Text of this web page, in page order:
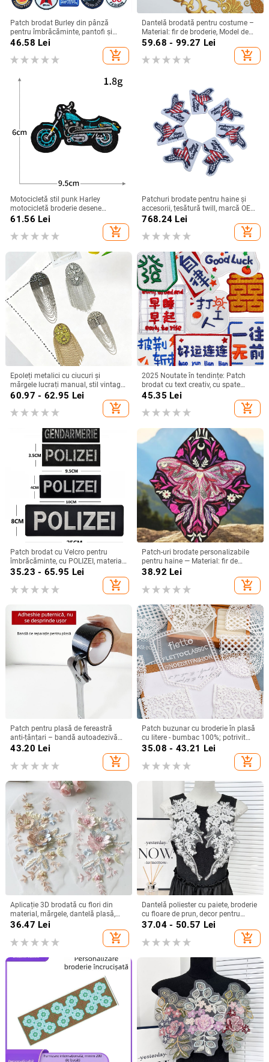
Patch brodat Burley din pânză
pentru îmbrăcăminte, pantofi și
pălării
46.58 Lei
add_shopping_cart
Dantelă brodată pentru costume –
Material: fir de broderie, Model de
costum antic, Potrivit pentru pălării,
îmbrăcăminte și decor de casă
59.68 - 99.27 Lei
add_shopping_cart
Motocicletă stil punk Harley
motocicletă broderie desene
animate broderie patch curse
mașină clasică biciclete accesorii
îmbrăcăminte
61.56 Lei
add_shopping_cart
Patchuri brodate pentru haine și
accesorii, țesătură twill, marcă OEM,
finisare margine cu tivire, lustruire și
tăiere cu laser, potrivite pentru
jachete, pălării și genți
768.24 Lei
add_shopping_cart
Epoleți metalici cu ciucuri și
mărgele lucrați manual, stil vintage
punk britanic, corsaj, accesorii
60.97 - 62.95 Lei
add_shopping_cart
2025 Noutate în tendințe: Patch
brodat cu text creativ, cu spate
autoadeziv, pentru haine pentru
copii, încălțăminte și decoruri
45.35 Lei
add_shopping_cart
Patch brodat cu Velcro pentru
îmbrăcăminte, cu POLIZEI, material
Twill, brand BACK HAND
35.23 - 65.95 Lei
add_shopping_cart
Patch-uri brodate personalizabile
pentru haine — Material: fir de
broderie; Forme: dreptunghi, cerc,
elipsă, polygon; Modele: litere,
desene animate, sport, poliție
38.92 Lei
add_shopping_cart
Patch pentru plasă de fereastră
anti-țânțari – bandă autoadezivă
din plasă pentru uz casnic
43.20 Lei
add_shopping_cart
Patch buzunar cu broderie în plasă
cu litere - bumbac 100%; potrivit
pentru pantofi și pălării - Cod
35.08 - 43.21 Lei
add_shopping_cart
Aplicație 3D brodată cu flori din
material, mărgele, dantelă plasă,
pentru rochie de mireasă
36.47 Lei
add_shopping_cart
Dantelă poliester cu paiete, broderie
cu floare de prun, decor pentru
rochie de mireasă și cheongsam
37.04 - 50.57 Lei
add_shopping_cart